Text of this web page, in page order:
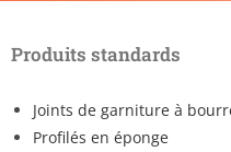
Produits standards
Joints de garniture à
Profilés en éponge